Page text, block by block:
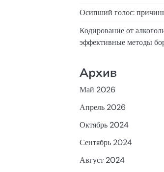
Осипший голос:
Кодирование от
эффективные методы
Архив
Май 2026
Апрель 2026
Октябрь 2024
Сентябрь 2024
Август 2024